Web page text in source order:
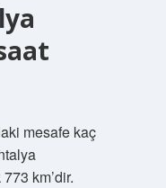
mesafe kaç
km’dir.